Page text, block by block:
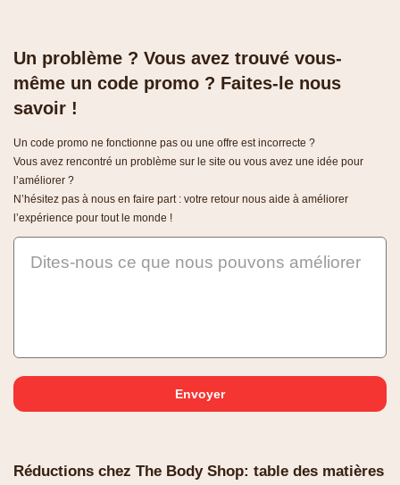
Un problème ? Vous avez trouvé vous-
même un code promo ? Faites-le nous
savoir !
Un code promo ne fonctionne pas ou une offre est incorrecte ?
Vous avez rencontré un problème sur le site ou vous avez une idée pour
l’améliorer ?
N’hésitez pas à nous en faire part : votre retour nous aide à améliorer
l’expérience pour tout le monde !
Dites-nous ce que nous pouvons améliorer
Réductions chez The Body Shop: table des matières